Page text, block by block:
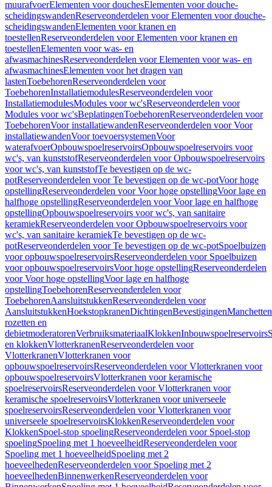
muurafvoerElementen voor douchesElementen voor douche-
scheidingswandenReserveonderdelen voor Elementen voor douche-
scheidingswandenElementen voor kranen en
toestellenReserveonderdelen voor Elementen voor kranen en
toestellenElementen voor was- en
afwasmachinesReserveonderdelen voor Elementen voor was- en
afwasmachinesElementen voor het dragen van
lastenToebehorenReserveonderdelen voor
ToebehorenInstallatiemodulesReserveonderdelen voor
InstallatiemodulesModules voor wc'sReserveonderdelen voor
Modules voor wc'sBeplatingenToebehorenReserveonderdelen voor
ToebehorenVoor installatiewandenReserveonderdelen voor Voor
installatiewandenVoor toevoersystemenVoor
waterafvoerOpbouwspoelreservoirsOpbouwspoelreservoirs voor
wc's, van kunststofReserveonderdelen voor Opbouwspoelreservoirs
voor wc's, van kunststofTe bevestigen op de wc-
potReserveonderdelen voor Te bevestigen op de wc-potVoor hoge
opstellingReserveonderdelen voor Voor hoge opstellingVoor lage en
halfhoge opstellingReserveonderdelen voor Voor lage en halfhoge
opstellingOpbouwspoelreservoirs voor wc's, van sanitaire
keramiekReserveonderdelen voor Opbouwspoelreservoirs voor
wc's, van sanitaire keramiekTe bevestigen op de wc-
potReserveonderdelen voor Te bevestigen op de wc-potSpoelbuizen
voor opbouwspoelreservoirsReserveonderdelen voor Spoelbuizen
voor opbouwspoelreservoirsVoor hoge opstellingReserveonderdelen
voor Voor hoge opstellingVoor lage en halfhoge
opstellingToebehorenReserveonderdelen voor
ToebehorenAansluitstukkenReserveonderdelen voor
AansluitstukkenHoekstopkranenDichtingenBevestigingenManchetten
rozetten en
debietmoderatorenVerbruiksmateriaalKlokkenInbouwspoelreservoirs
en klokkenVlotterkranenReserveonderdelen voor
VlotterkranenVlotterkranen voor
opbouwspoelreservoirsReserveonderdelen voor Vlotterkranen voor
opbouwspoelreservoirsVlotterkranen voor keramische
spoelreservoirsReserveonderdelen voor Vlotterkranen voor
keramische spoelreservoirsVlotterkranen voor universeele
spoelreservoirsReserveonderdelen voor Vlotterkranen voor
universeele spoelreservoirsKlokkenReserveonderdelen voor
KlokkenSpoel-stop spoelingReserveonderdelen voor Spoel-stop
spoelingSpoeling met 1 hoeveelheidReserveonderdelen voor
Spoeling met 1 hoeveelheidSpoeling met 2
hoeveelhedenReserveonderdelen voor Spoeling met 2
hoeveelhedenBinnenwerkenReserveonderdelen voor